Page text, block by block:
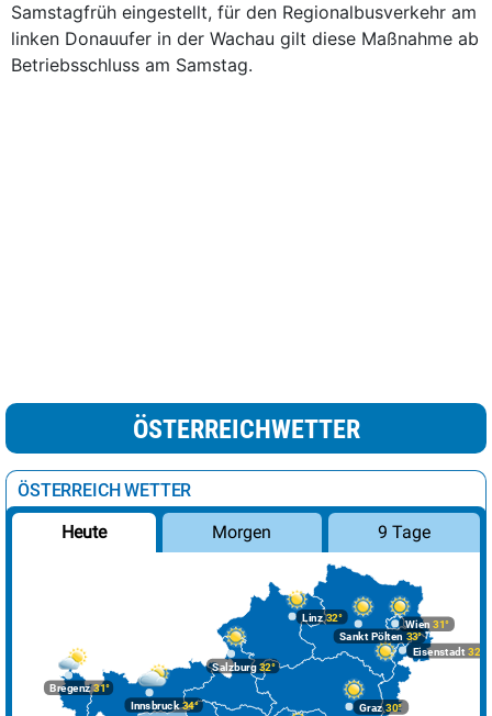
Samstagfrüh eingestellt, für den Regionalbusverkehr am
linken Donauufer in der Wachau gilt diese Maßnahme ab
Betriebsschluss am Samstag.
ÖSTERREICHWETTER
ÖSTERREICH WETTER
Heute Morgen 9 Tage
Bregenz31°
Graz30°
Innsbruck34°
Linz32°
Salzburg32°
Wien 31°
Eisenstadt 32°
Sankt Pölten 33°